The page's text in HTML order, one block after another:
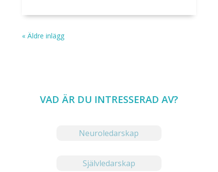
« Äldre inlägg
VAD ÄR DU INTRESSERAD AV?
Neuroledarskap
Självledarskap